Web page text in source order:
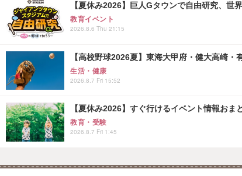
【夏休み2026】巨人Gタウンで自由研究、世
教育イベント
2026.8.6 Thu 21:15
【高校野球2026夏】東海大甲府・健大高崎
生活・健康
2026.8.7 Fri 15:52
【夏休み2026】すぐ行けるイベント情報おま
教育・受験
2026.8.7 Fri 1:45